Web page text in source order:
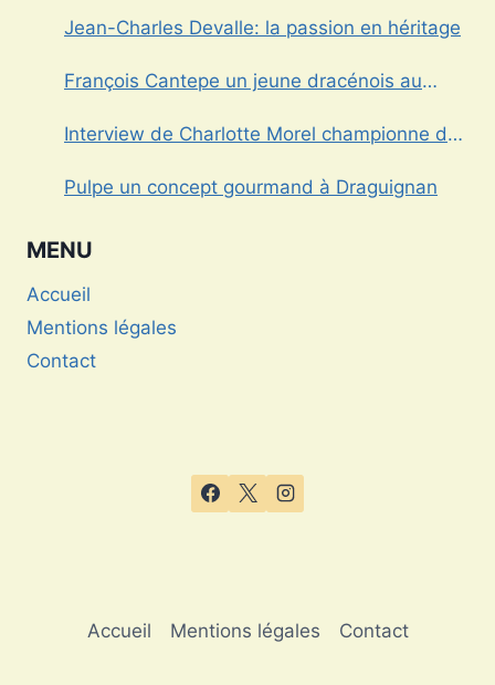
Jean-Charles Devalle: la passion en héritage
François Cantepe un jeune dracénois au
Interview de Charlotte Morel championne de
Pulpe un concept gourmand à Draguignan
MENU
Accueil
Mentions légales
Contact
Accueil Mentions légales Contact